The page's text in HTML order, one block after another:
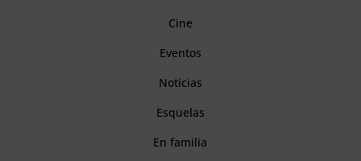
Cine
Eventos
Noticias
Esquelas
En familia